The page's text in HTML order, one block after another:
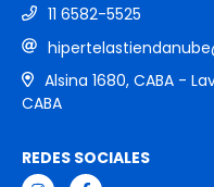
11 6582-5525
Alsina 1680, CABA -
CABA
REDES SOCIALES